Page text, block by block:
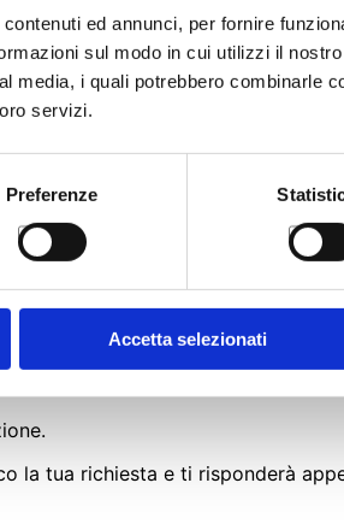
ed annunci, per fornire
sul modo in cui utilizzi il
media, i quali potrebbero combinarle
servizi.
Preferenze
Accetta selezionati
la tua richiesta e ti risponderà